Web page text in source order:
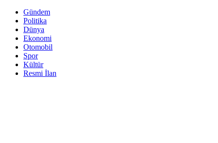
Gündem
Politika
Dünya
Ekonomi
Otomobil
Spor
Kültür
Resmi İlan